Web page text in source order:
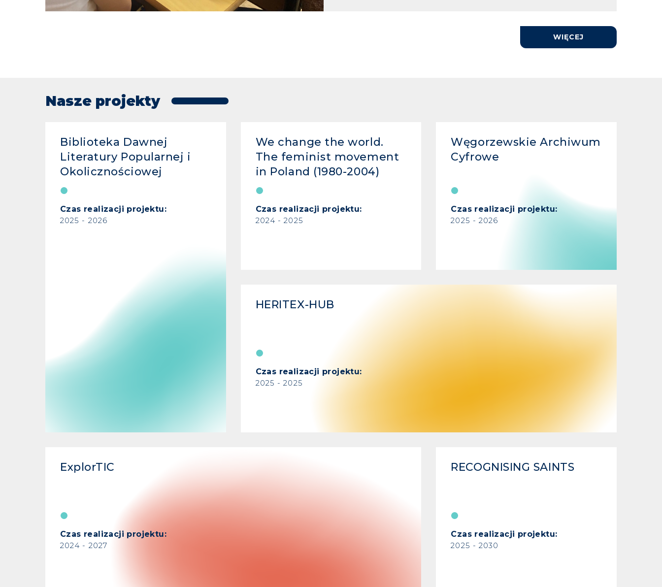
WIĘCEJ
Nasze projekty
Biblioteka Dawnej
Literatury Popularnej i
Okolicznościowej
Czas realizacji projektu:
2025 - 2026
We change the world.
The feminist movement
in Poland (1980-2004)
Czas realizacji projektu:
2024 - 2025
Węgorzewskie Archiwum
Cyfrowe
Czas realizacji projektu:
2025 - 2026
HERITEX-HUB
Czas realizacji projektu:
2025 - 2025
ExplorTIC
Czas realizacji projektu:
2024 - 2027
RECOGNISING SAINTS
Czas realizacji projektu:
2025 - 2030